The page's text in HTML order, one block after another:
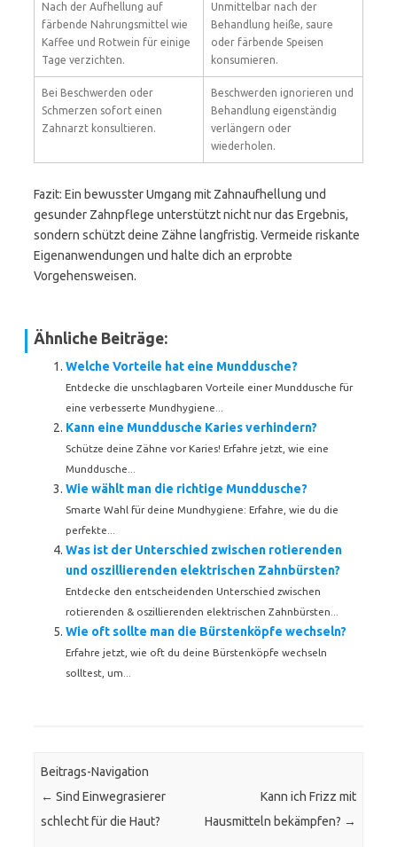
Nach der Aufhellung auf
färbende Nahrungsmittel wie
Kaffee und Rotwein für einige
Tage verzichten.
Unmittelbar nach der
Behandlung heiße, saure
oder färbende Speisen
konsumieren.
Bei Beschwerden oder
Schmerzen sofort einen
Zahnarzt konsultieren.
Beschwerden ignorieren und
Behandlung eigenständig
verlängern oder
wiederholen.
Fazit: Ein bewusster Umgang mit Zahnaufhellung und
gesunder Zahnpflege unterstützt nicht nur das Ergebnis,
sondern schützt deine Zähne langfristig. Vermeide riskante
Eigenanwendungen und halte dich an erprobte
Vorgehensweisen.
Ähnliche Beiträge:
Welche Vorteile hat eine Munddusche?
Entdecke die unschlagbaren Vorteile einer Munddusche für
eine verbesserte Mundhygiene...
Kann eine Munddusche Karies verhindern?
Schütze deine Zähne vor Karies! Erfahre jetzt, wie eine
Munddusche...
Wie wählt man die richtige Munddusche?
Smarte Wahl für deine Mundhygiene: Erfahre, wie du die
perfekte...
Was ist der Unterschied zwischen rotierenden
und oszillierenden elektrischen Zahnbürsten?
Entdecke den entscheidenden Unterschied zwischen
rotierenden & oszillierenden elektrischen Zahnbürsten...
Wie oft sollte man die Bürstenköpfe wechseln?
Erfahre jetzt, wie oft du deine Bürstenköpfe wechseln
solltest, um...
Beitrags-Navigation
← Sind Einwegrasierer
schlecht für die Haut?
Kann ich Frizz mit
Hausmitteln bekämpfen? →